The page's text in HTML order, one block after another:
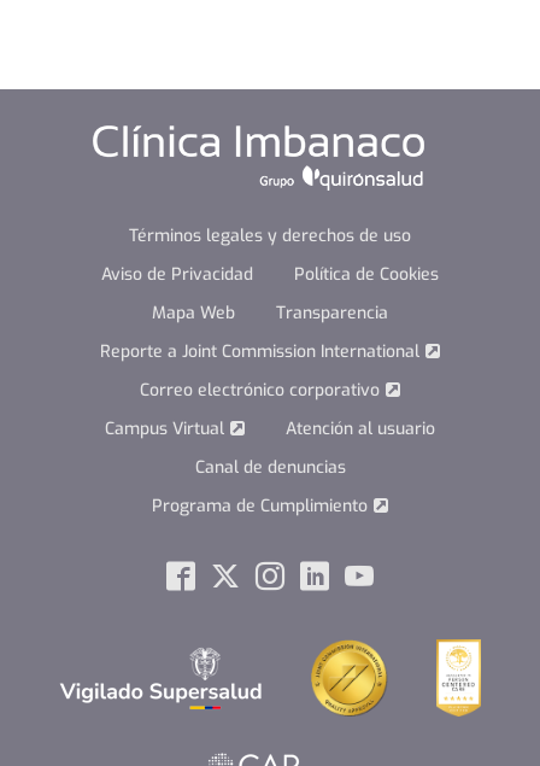
Términos legales y derechos de uso
Aviso de Privacidad
Política de Cookies
Mapa Web
Transparencia
Reporte a Joint Commission International
Correo electrónico corporativo
Campus Virtual
Atención al usuario
Canal de denuncias
Programa de Cumplimiento